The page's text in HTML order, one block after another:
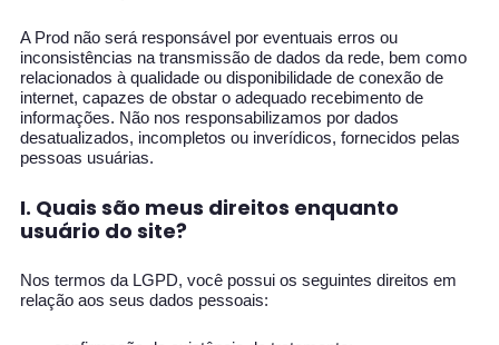
A Prod não será responsável por eventuais erros ou
inconsistências na transmissão de dados da rede, bem como
relacionados à qualidade ou disponibilidade de conexão de
internet, capazes de obstar o adequado recebimento de
informações. Não nos responsabilizamos por dados
desatualizados, incompletos ou inverídicos, fornecidos pelas
pessoas usuárias.
I. Quais são meus direitos enquanto
usuário do site?
Nos termos da LGPD, você possui os seguintes direitos em
relação aos seus dados pessoais: